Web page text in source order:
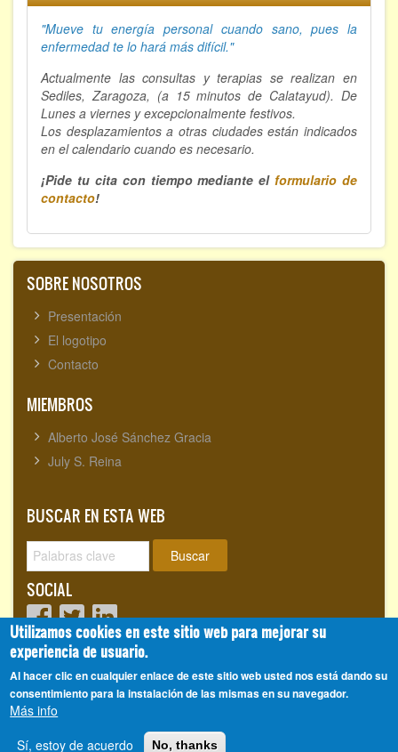
"Mueve tu energía personal cuando sano, pues la
enfermedad te lo hará más difícil."
Actualmente las consultas y terapias se realizan en
Sediles, Zaragoza, (a 15 minutos de Calatayud). De
Lunes a viernes y excepcionalmente festivos.
Los desplazamientos a otras ciudades están indicados
en el calendario cuando es necesario.
¡Pide tu cita con tiempo mediante elformulario de
contacto!
SOBRE NOSOTROS
Presentación
El logotipo
Contacto
MIEMBROS
Alberto José Sánchez Gracia
July S. Reina
BUSCAR EN ESTA WEB
Buscar
SOCIAL
Visitantes totales:1720153
© 2008 - 2026, CienciasEvolutivas.com®
Utilizamos cookies en este sitio web para mejorar su
experiencia de usuario.
Al hacer clic en cualquier enlace de este sitio web usted nos está dando su
consentimiento para la instalación de las mismas en su navegador.
Más info
Sí, estoy de acuerdo
No, thanks